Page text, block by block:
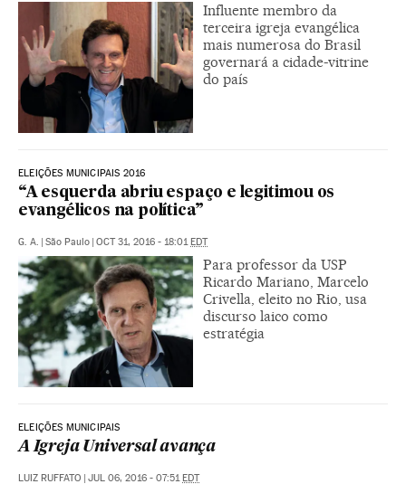
Influente membro da
terceira igreja evangélica
mais numerosa do Brasil
governará a cidade-vitrine
do país
ELEIÇÕES MUNICIPAIS 2016
“A esquerda abriu espaço e legitimou os
evangélicos na política”
G. A. | São Paulo | OCT 31, 2016 - 18:01EDT
Para professor da USP
Ricardo Mariano, Marcelo
Crivella, eleito no Rio, usa
discurso laico como
estratégia
ELEIÇÕES MUNICIPAIS
A Igreja Universal avança
LUIZ RUFFATO | JUL 06, 2016 - 07:51EDT